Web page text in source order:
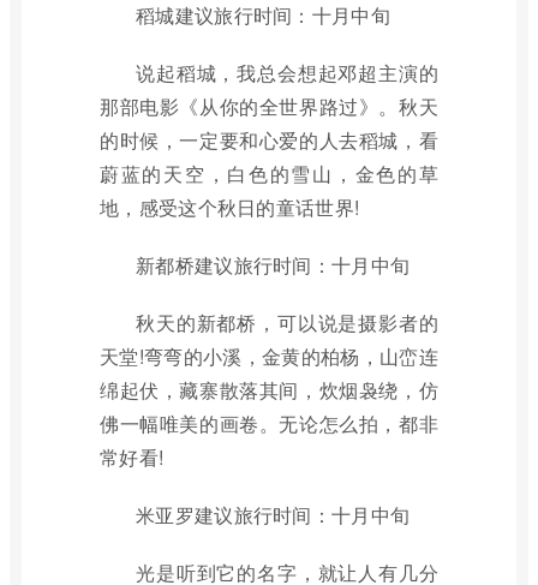
稻城建议旅行时间：十月中旬
说起稻城，我总会想起邓超主演的
那部电影《从你的全世界路过》。秋天
的时候，一定要和心爱的人去稻城，看
蔚蓝的天空，白色的雪山，金色的草
地，感受这个秋日的童话世界!
新都桥建议旅行时间：十月中旬
秋天的新都桥，可以说是摄影者的
天堂!弯弯的小溪，金黄的柏杨，山峦连
绵起伏，藏寨散落其间，炊烟袅绕，仿
佛一幅唯美的画卷。无论怎么拍，都非
常好看!
米亚罗建议旅行时间：十月中旬
光是听到它的名字，就让人有几分